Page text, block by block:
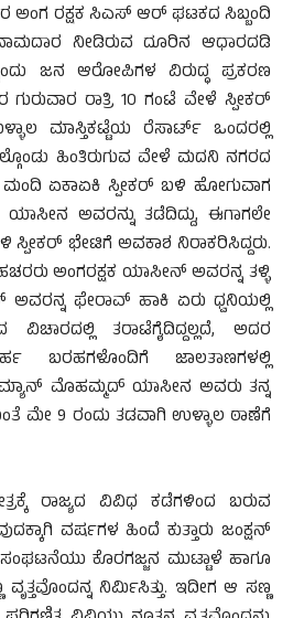
ಅಂಗ ರಕ್ಷಕ ಸಿಎಸ್ ಆರ್ ಘಟಕದ ಸಿಬ್ಬಂದಿ
ನೀಡಿರುವ ದೂರಿನ ಆಧಾರದಡಿ
ಜನ ಆರೋಪಿಗಳ ವಿರುದ್ಧ ಪ್ರಕರಣ
ರಾತ್ರಿ 10 ಗಂಟೆ ವೇಳೆ ಸ್ಪೀಕರ್
ಮಾಸ್ತಿಕಟ್ಟೆಯ ರೆಸಾರ್ಟ್ ಒಂದರಲ್ಲಿ
ಹಿಂತಿರುಗುವ ವೇಳೆ ಮದನಿ ನಗರದ
ಮಂದಿ ಏಕಾಏಕಿ ಸ್ಪೀಕರ್ ಬಳಿ ಹೋಗುವಾಗ
ಅವರನ್ನು ತಡೆದಿದ್ದು, ಈಗಾಗಲೇ
ಭೇಟಿಗೆ ಅವಕಾಶ ನಿರಾಕರಿಸಿದ್ದರು.
ಅಂಗರಕ್ಷಕ ಯಾಸೀನ್ ಅವರನ್ನ ತಳ್ಳಿ
ಅವರನ್ನ ಫೇರಾವ್ ಹಾಕಿ ಏರು ಧ್ವನಿಯಲ್ಲಿ
ವಿಚಾರದಲ್ಲಿ ತರಾಟೆಗೈದಿದ್ದಲ್ಲದೆ, ಅದರ
ಬರಹಗಳೊಂದಿಗೆ ಜಾಲತಾಣಗಳಲ್ಲಿ
ಮೊಹಮ್ಮದ್ ಯಾಸೀನ ಅವರು ತನ್ನ
ಮೇ 9 ರಂದು ತಡವಾಗಿ ಉಳ್ಳಾಲ ಠಾಣೆಗೆ
ರಾಜ್ಯದ ವಿವಿಧ ಕಡೆಗಳಿಂದ ಬರುವ
ವರ್ಷಗಳ ಹಿಂದೆ ಕುತ್ತಾರು ಜಂಕ್ಷನ್
ಕೊರಗಜ್ಜನ ಮುಟ್ಟಾಳೆ ಹಾಗೂ
ನಿರ್ಮಿಸಿತ್ತು. ಇದೀಗ ಆ ಸಣ್ಣ